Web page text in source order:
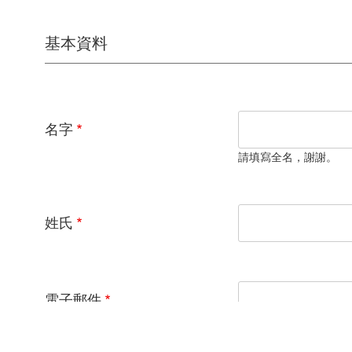
基本資料
名字
請填寫全名，謝謝。
姓氏
電子郵件